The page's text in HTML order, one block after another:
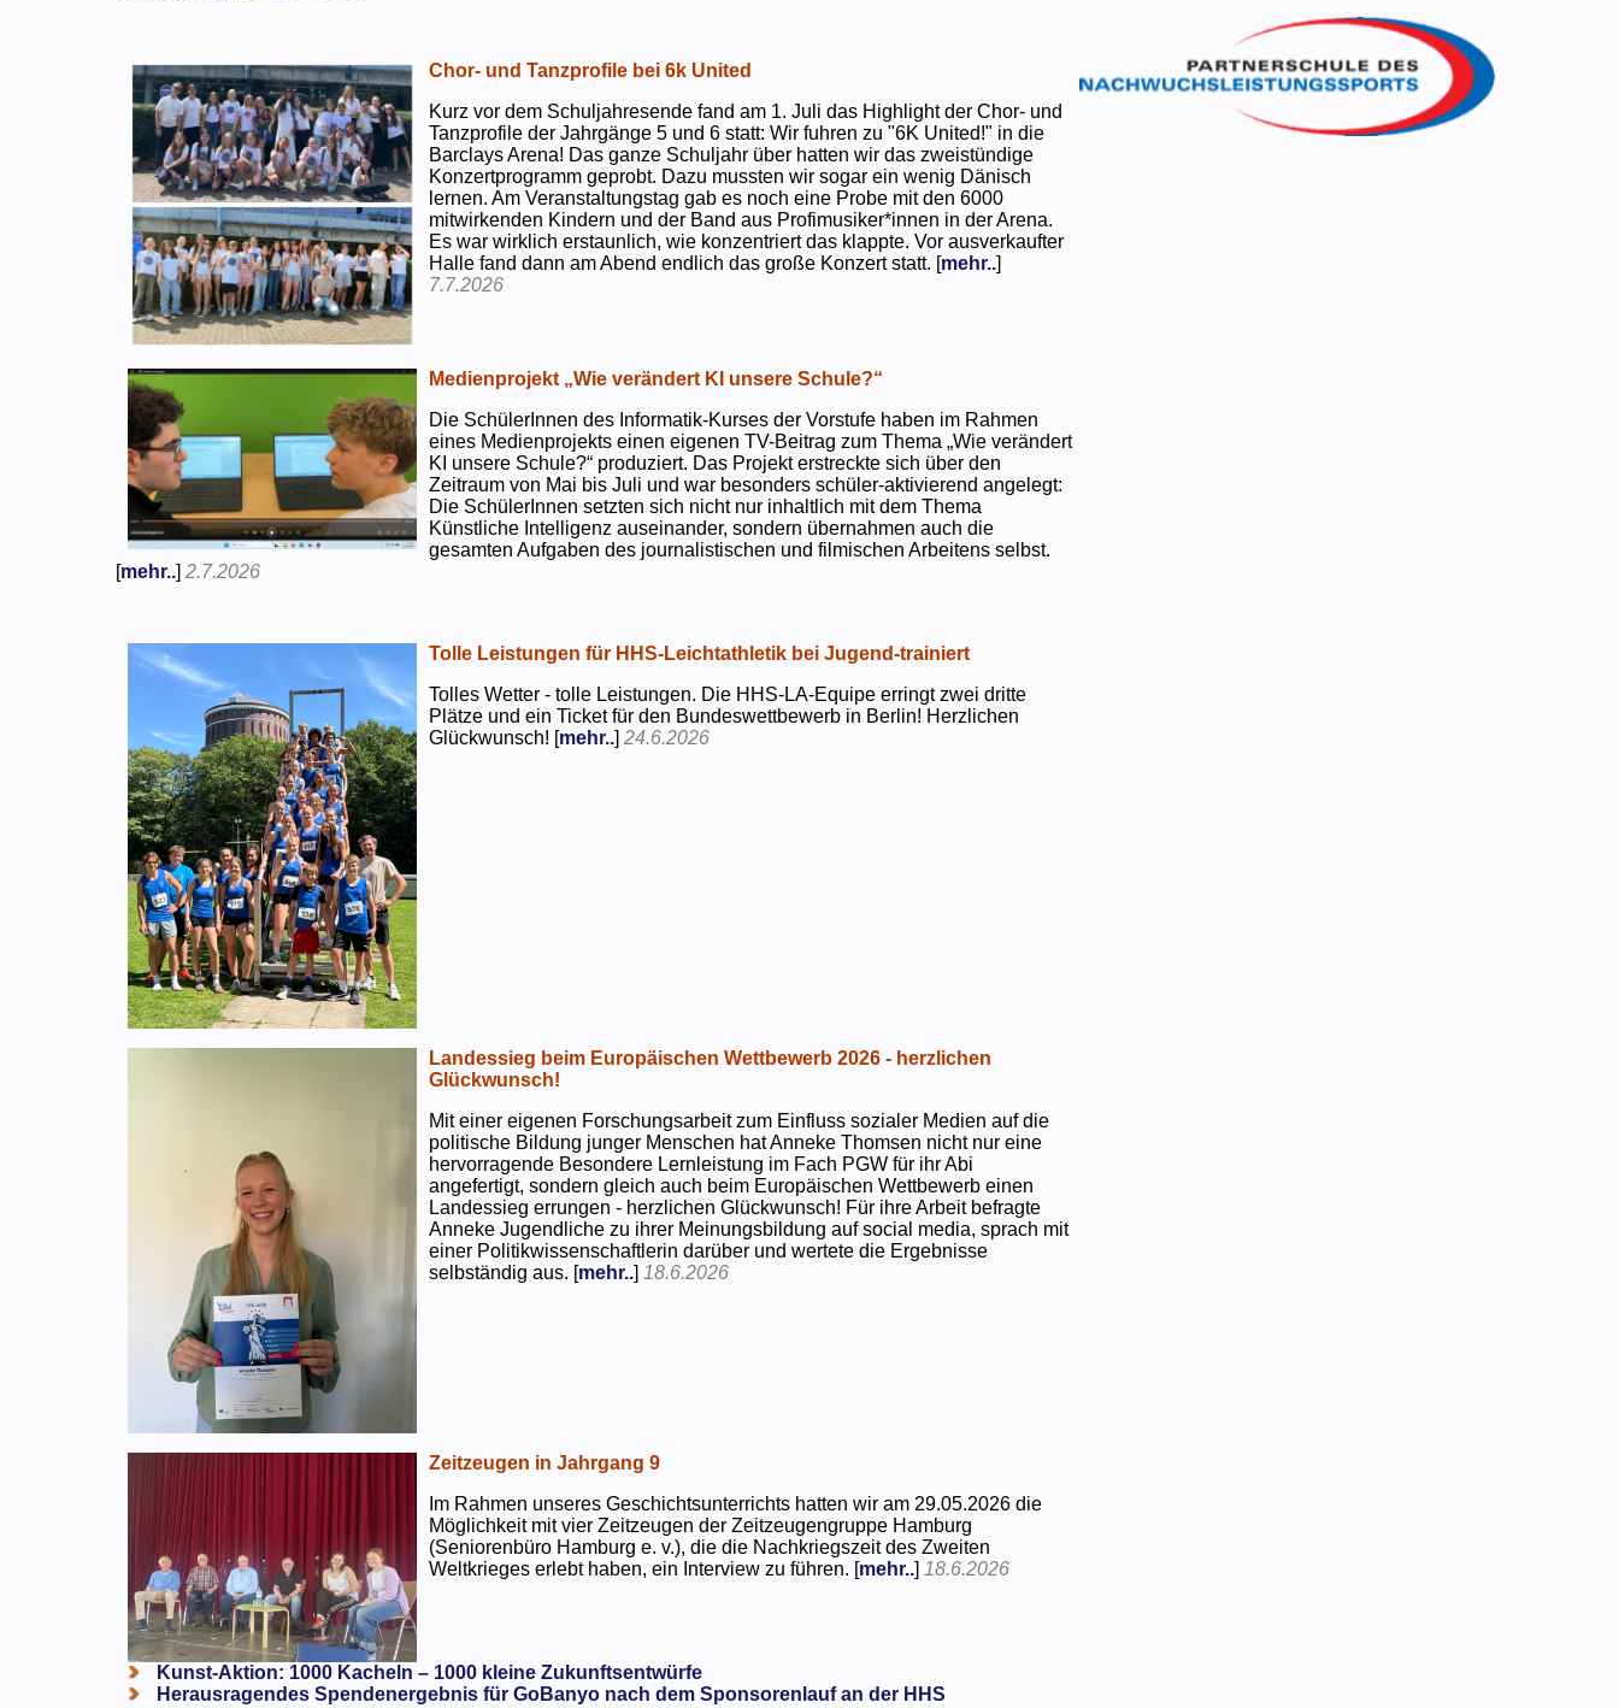
Chor- und Tanzprofile bei 6k United
Kurz vor dem Schuljahresende fand am 1. Juli das Highlight der Chor- und
Tanzprofile der Jahrgänge 5 und 6 statt: Wir fuhren zu "6K United!" in die
Barclays Arena! Das ganze Schuljahr über hatten wir das zweistündige
Konzertprogramm geprobt. Dazu mussten wir sogar ein wenig Dänisch
lernen. Am Veranstaltungstag gab es noch eine Probe mit den 6000
mitwirkenden Kindern und der Band aus Profimusiker*innen in der Arena.
Es war wirklich erstaunlich, wie konzentriert das klappte. Vor ausverkaufter
Halle fand dann am Abend endlich das große Konzert statt. [mehr..]
7.7.2026
Medienprojekt „Wie verändert KI unsere Schule?“
Die SchülerInnen des Informatik-Kurses der Vorstufe haben im Rahmen
eines Medienprojekts einen eigenen TV-Beitrag zum Thema „Wie verändert
KI unsere Schule?“ produziert. Das Projekt erstreckte sich über den
Zeitraum von Mai bis Juli und war besonders schüler-aktivierend angelegt:
Die SchülerInnen setzten sich nicht nur inhaltlich mit dem Thema
Künstliche Intelligenz auseinander, sondern übernahmen auch die
gesamten Aufgaben des journalistischen und filmischen Arbeitens selbst.
[mehr..]2.7.2026
Tolle Leistungen für HHS-Leichtathletik bei Jugend-trainiert
Tolles Wetter - tolle Leistungen. Die HHS-LA-Equipe erringt zwei dritte
Plätze und ein Ticket für den Bundeswettbewerb in Berlin! Herzlichen
Glückwunsch! [mehr..]24.6.2026
Landessieg beim Europäischen Wettbewerb 2026 - herzlichen
Glückwunsch!
Mit einer eigenen Forschungsarbeit zum Einfluss sozialer Medien auf die
politische Bildung junger Menschen hat Anneke Thomsen nicht nur eine
hervorragende Besondere Lernleistung im Fach PGW für ihr Abi
angefertigt, sondern gleich auch beim Europäischen Wettbewerb einen
Landessieg errungen - herzlichen Glückwunsch! Für ihre Arbeit befragte
Anneke Jugendliche zu ihrer Meinungsbildung auf social media, sprach mit
einer Politikwissenschaftlerin darüber und wertete die Ergebnisse
selbständig aus. [mehr..] 18.6.2026
Zeitzeugen in Jahrgang 9
Im Rahmen unseres Geschichtsunterrichts hatten wir am 29.05.2026 die
Möglichkeit mit vier Zeitzeugen der Zeitzeugengruppe Hamburg
(Seniorenbüro Hamburg e. v.), die die Nachkriegszeit des Zweiten
Weltkrieges erlebt haben, ein Interview zu führen. [mehr..] 18.6.2026
Kunst-Aktion: 1000 Kacheln – 1000 kleine Zukunftsentwürfe
Herausragendes Spendenergebnis für GoBanyo nach dem Sponsorenlauf an der HHS